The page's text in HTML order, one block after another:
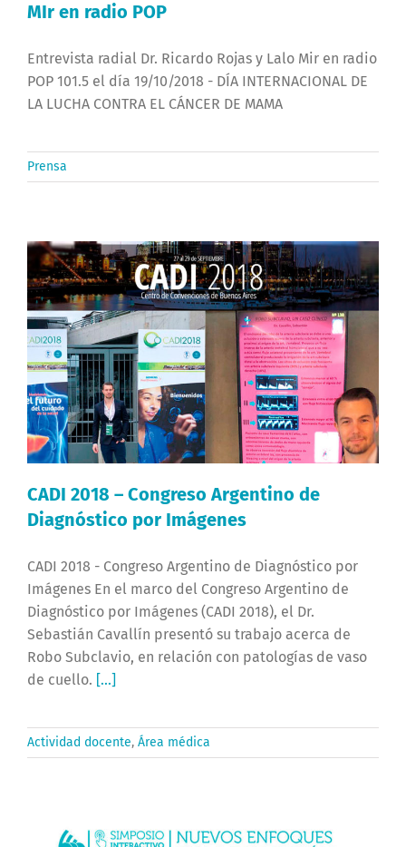
MIr en radio POP
Entrevista radial Dr. Ricardo Rojas y Lalo Mir en radio
POP 101.5 el día 19/10/2018 - DÍA INTERNACIONAL DE
LA LUCHA CONTRA EL CÁNCER DE MAMA
Prensa
CADI 2018 – Congreso Argentino de
Diagnóstico por Imágenes
CADI 2018 - Congreso Argentino de Diagnóstico por
Imágenes En el marco del Congreso Argentino de
Diagnóstico por Imágenes (CADI 2018), el Dr.
Sebastián Cavallín presentó su trabajo acerca de
Robo Subclavio, en relación con patologías de vaso
de cuello. [...]
Actividad docente, Área médica